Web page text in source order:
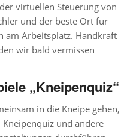
virtuellen Steuerung von
und der beste Ort für
am Arbeitsplatz. Handkraft
wir bald vermissen
„Kneipenquiz“
in die Kneipe gehen,
und andere